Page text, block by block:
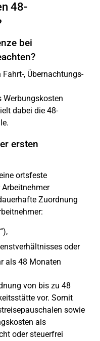
48-
bei
, Übernachtungs-
Werbungskosten
dabei die 48-
ersten
ortsfeste
Zuordnung
oder
als 48 Monaten
von bis zu 48
vor. Somit
sowie
als
oder steuerfrei